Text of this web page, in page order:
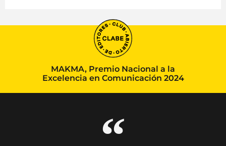
MAKMA, Premio Nacional a la
Excelencia en Comunicación 2024